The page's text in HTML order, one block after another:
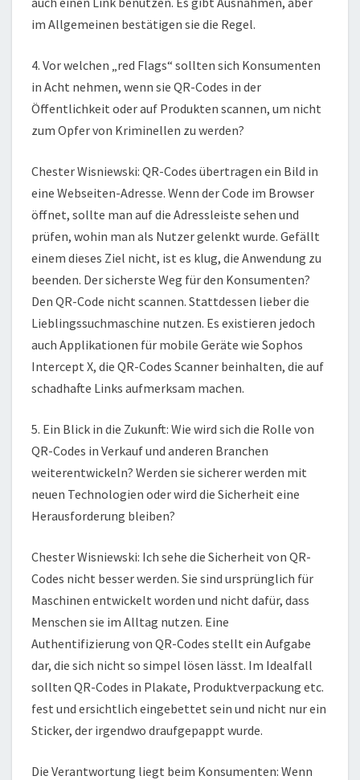
im Allgemeinen bestätigen sie die Regel.
4. Vor welchen „red Flags“ sollten sich Konsumenten
in Acht nehmen, wenn sie QR-Codes in der
Öffentlichkeit oder auf Produkten scannen, um nicht
zum Opfer von Kriminellen zu werden?
Chester Wisniewski: QR-Codes übertragen ein Bild in
eine Webseiten-Adresse. Wenn der Code im Browser
öffnet, sollte man auf die Adressleiste sehen und
prüfen, wohin man als Nutzer gelenkt wurde. Gefällt
einem dieses Ziel nicht, ist es klug, die Anwendung zu
beenden. Der sicherste Weg für den Konsumenten?
Den QR-Code nicht scannen. Stattdessen lieber die
Lieblingssuchmaschine nutzen. Es existieren jedoch
auch Applikationen für mobile Geräte wie Sophos
Intercept X, die QR-Codes Scanner beinhalten, die auf
schadhafte Links aufmerksam machen.
5. Ein Blick in die Zukunft: Wie wird sich die Rolle von
QR-Codes in Verkauf und anderen Branchen
weiterentwickeln? Werden sie sicherer werden mit
neuen Technologien oder wird die Sicherheit eine
Herausforderung bleiben?
Chester Wisniewski: Ich sehe die Sicherheit von QR-
Codes nicht besser werden. Sie sind ursprünglich für
Maschinen entwickelt worden und nicht dafür, dass
Menschen sie im Alltag nutzen. Eine
Authentifizierung von QR-Codes stellt ein Aufgabe
dar, die sich nicht so simpel lösen lässt. Im Idealfall
sollten QR-Codes in Plakate, Produktverpackung etc.
fest und ersichtlich eingebettet sein und nicht nur ein
Sticker, der irgendwo draufgepappt wurde.
Die Verantwortung liegt beim Konsumenten: Wenn